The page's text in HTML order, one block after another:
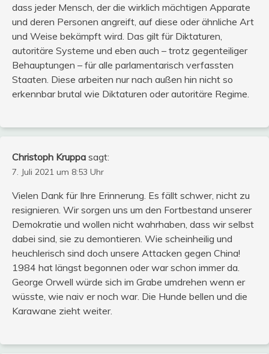
dass jeder Mensch, der die wirklich mächtigen Apparate
und deren Personen angreift, auf diese oder ähnliche Art
und Weise bekämpft wird. Das gilt für Diktaturen,
autoritäre Systeme und eben auch – trotz gegenteiliger
Behauptungen – für alle parlamentarisch verfassten
Staaten. Diese arbeiten nur nach außen hin nicht so
erkennbar brutal wie Diktaturen oder autoritäre Regime.
Christoph Kruppa sagt:
7. Juli 2021 um 8:53 Uhr
Vielen Dank für Ihre Erinnerung. Es fällt schwer, nicht zu
resignieren. Wir sorgen uns um den Fortbestand unserer
Demokratie und wollen nicht wahrhaben, dass wir selbst
dabei sind, sie zu demontieren. Wie scheinheilig und
heuchlerisch sind doch unsere Attacken gegen China!
1984 hat längst begonnen oder war schon immer da.
George Orwell würde sich im Grabe umdrehen wenn er
wüsste, wie naiv er noch war. Die Hunde bellen und die
Karawane zieht weiter.